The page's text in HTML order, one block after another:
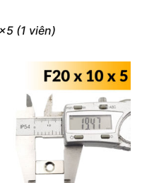
(1 viên)